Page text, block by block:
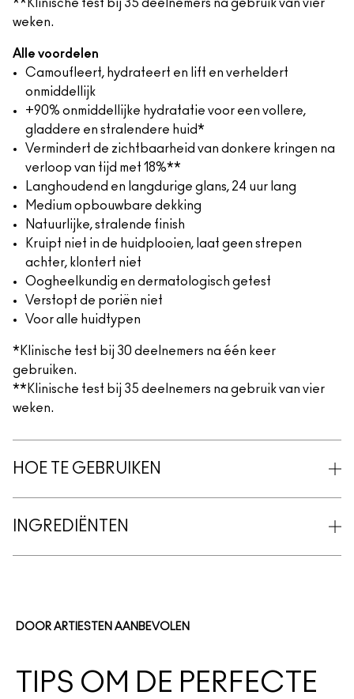
**Klinische test bij 35 deelnemers na gebruik van vier
weken.
Alle voordelen
Camoufleert, hydrateert en lift en verheldert
onmiddellijk
+90% onmiddellijke hydratatie voor een vollere,
gladdere en stralendere huid*
Vermindert de zichtbaarheid van donkere kringen na
verloop van tijd met 18%**
Langhoudend en langdurige glans, 24 uur lang
Medium opbouwbare dekking
Natuurlijke, stralende finish
Kruipt niet in de huidplooien, laat geen strepen
achter, klontert niet
Oogheelkundig en dermatologisch getest
Verstopt de poriën niet
Voor alle huidtypen
*Klinische test bij 30 deelnemers na één keer
gebruiken.
**Klinische test bij 35 deelnemers na gebruik van vier
weken.
HOE TE GEBRUIKEN
INGREDIËNTEN
DOOR ARTIESTEN AANBEVOLEN
TIPS OM DE PERFECTE